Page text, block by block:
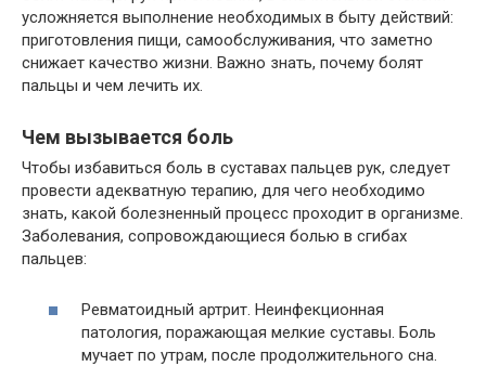
усложняется выполнение необходимых в быту действий:
приготовления пищи, самообслуживания, что заметно
снижает качество жизни. Важно знать, почему болят
пальцы и чем лечить их.
Чем вызывается боль
Чтобы избавиться боль в суставах пальцев рук, следует
провести адекватную терапию, для чего необходимо
знать, какой болезненный процесс проходит в организме.
Заболевания, сопровождающиеся болью в сгибах
пальцев:
Ревматоидный артрит. Неинфекционная
патология, поражающая мелкие суставы. Боль
мучает по утрам, после продолжительного сна.